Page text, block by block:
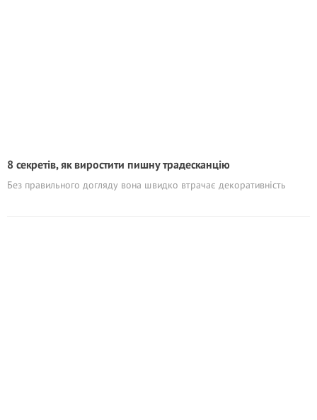
8 секретів, як виростити пишну традесканцію
Без правильного догляду вона швидко втрачає декоративність